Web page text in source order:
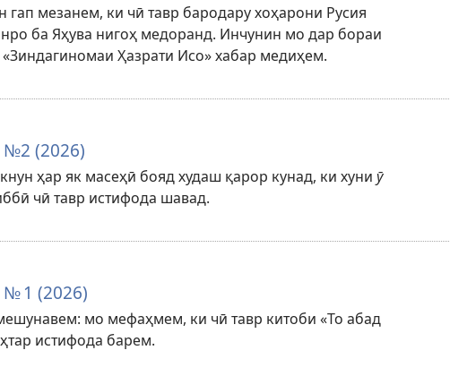
мезанем, ки чӣ тавр бародару хоҳарони Русия
ба Яҳува нигоҳ медоранд. Инчунин мо дар бораи
Ҳазрати Исо» хабар медиҳем.
(2026)
ҳар як масеҳӣ бояд худаш қарор кунад, ки хуни ӯ
чӣ тавр истифода шавад.
1 (2026)
мо мефаҳмем, ки чӣ тавр китоби «То абад
истифода барем.